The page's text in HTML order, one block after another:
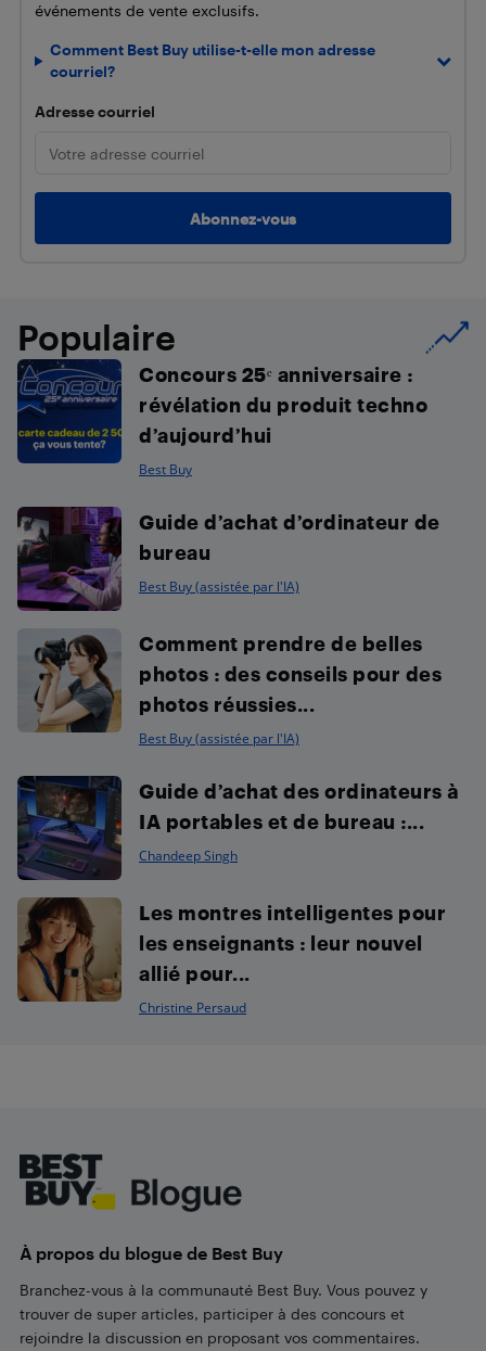
événements de vente exclusifs.
Comment Best Buy utilise-t-elle mon adresse
courriel?
Adresse courriel
Populaire
Concours 25ᵉ anniversaire :
révélation du produit techno
d’aujourd’hui
Best Buy
Guide d’achat d’ordinateur de
bureau
Best Buy (assistée par l'IA)
Comment prendre de belles
photos : des conseils pour des
photos réussies...
Best Buy (assistée par l'IA)
Guide d’achat des ordinateurs à
IA portables et de bureau :...
Chandeep Singh
Les montres intelligentes pour
les enseignants : leur nouvel
allié pour...
Christine Persaud
À propos du blogue de Best Buy
Branchez-vous à la communauté Best Buy. Vous pouvez y
trouver de super articles, participer à des concours et
rejoindre la discussion en proposant vos commentaires.